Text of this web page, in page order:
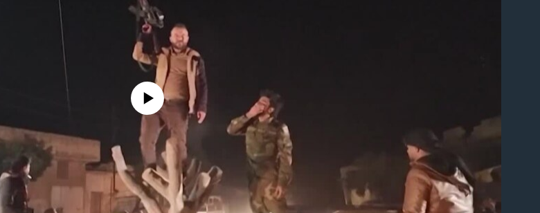
No media source currently available